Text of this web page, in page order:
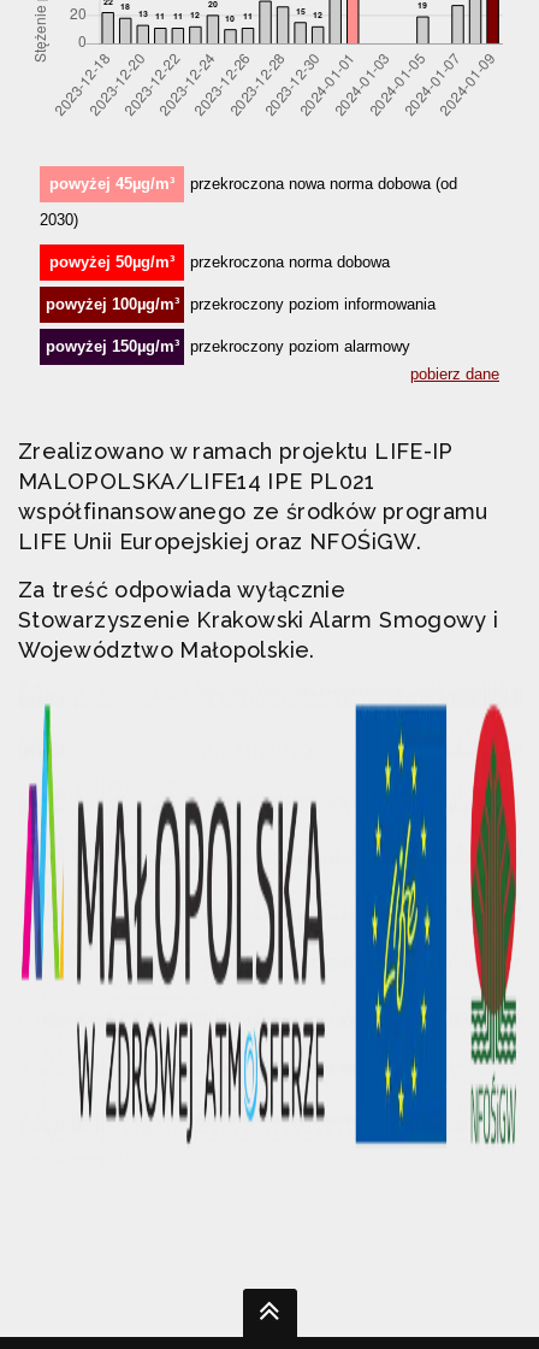
Zrealizowano w ramach projektu LIFE-IP
MALOPOLSKA/LIFE14 IPE PL021
współfinansowanego ze środków programu
LIFE Unii Europejskiej oraz NFOŚiGW.
Za treść odpowiada wyłącznie
Stowarzyszenie Krakowski Alarm Smogowy i
Województwo Małopolskie.